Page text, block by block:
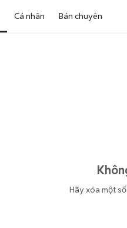
Cá nhân Bán chuyên
Hãy xóa một